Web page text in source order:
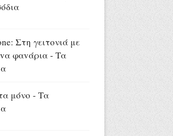
08, 2026
τον Γιάννη
Έρχεται στο νέο
του ΣΚΑΪ (trailer)
Στη γειτονιά με
φαvάρια - Τα
μόνο - Τα